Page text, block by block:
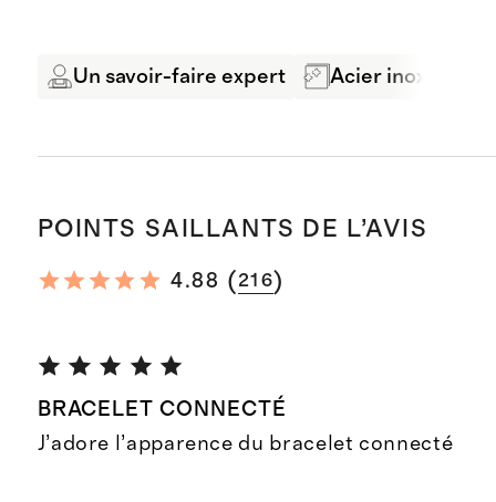
Un savoir-faire expert Acier
POINTS SAILLANTS DE L’AVIS
4.88 ( 216)
BRACELET CONNECTÉ
J’adore l’apparence du bracelet connecté